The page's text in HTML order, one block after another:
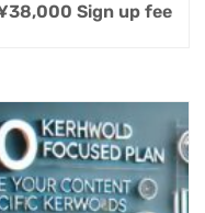
38,000 Sign up fee